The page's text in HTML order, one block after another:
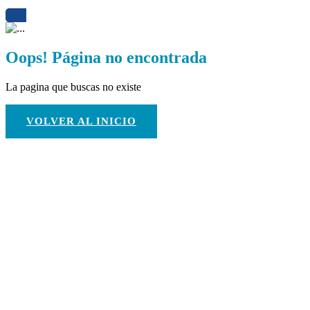
Oops! Página no encontrada
La pagina que buscas no existe
VOLVER AL INICIO